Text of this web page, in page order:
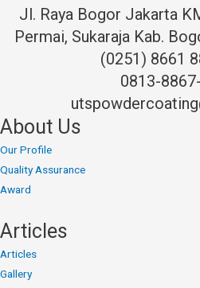
Spesialis
Coating
Jl. Raya Bogor Jakarta
Permai, Sukaraja Kab.
(0251) 8661
0813-
About Us
Our Profile
Quality Assurance
Award
Articles
Articles
Gallery